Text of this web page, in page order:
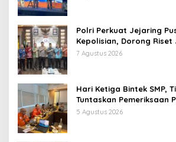
Polri Perkuat Jejaring
Kepolisian, Dorong Riset
Kebijakan dan Inovasi
7 Agustus 2026
Hari Ketiga Bintek SMP,
Tuntaskan Pemeriksaan
Pertamina Patra Niaga
5 Agustus 2026